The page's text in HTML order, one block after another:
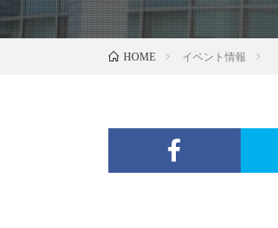
HOME イベント情報